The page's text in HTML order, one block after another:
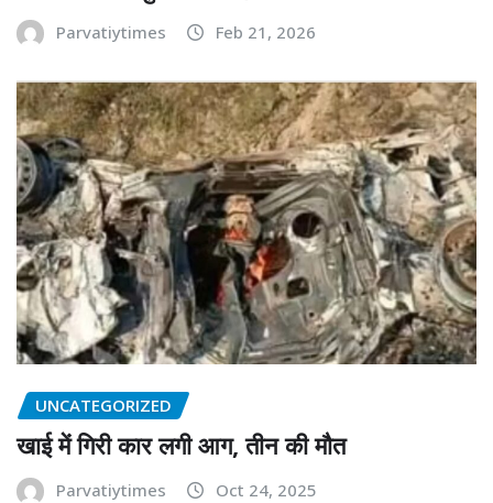
Parvatiytimes Feb 21, 2026
UNCATEGORIZED
खाई में गिरी कार लगी आग, तीन की मौत
Parvatiytimes Oct 24, 2025